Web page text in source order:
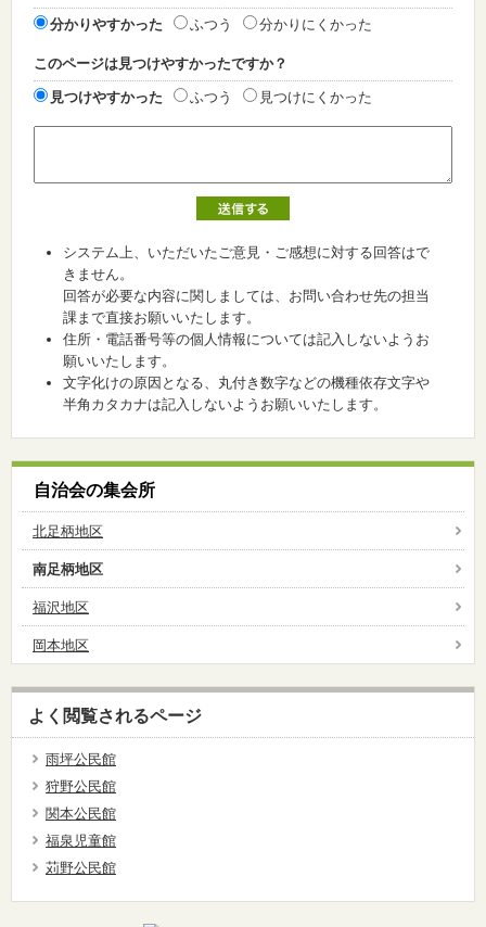
分かりやすかった ふつう 分かりにくかった
このページは見つけやすかったですか？
見つけやすかった ふつう 見つけにくかった
システム上、いただいたご意見・ご感想に対する回答はで
きません。
回答が必要な内容に関しましては、お問い合わせ先の担当
課まで直接お願いいたします。
住所・電話番号等の個人情報については記入しないようお
願いいたします。
文字化けの原因となる、丸付き数字などの機種依存文字や
半角カタカナは記入しないようお願いいたします。
自治会の集会所
北足柄地区
南足柄地区
福沢地区
岡本地区
よく閲覧されるページ
雨坪公民館
狩野公民館
関本公民館
福泉児童館
苅野公民館